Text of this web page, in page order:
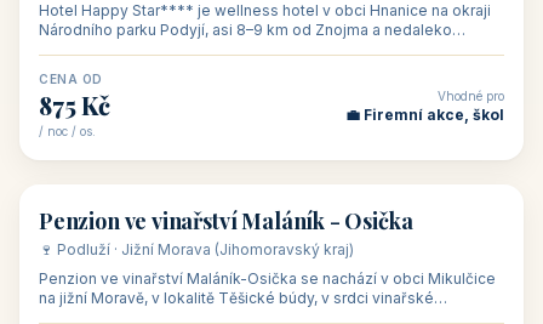
Hotel Happy Star**** je wellness hotel v obci Hnanice na okraji
Národního parku Podyjí, asi 8–9 km od Znojma a nedaleko
CENA OD
875 Kč
/ noc / os.
Vhodné pro
💼 Firemní akce, škol
🏡 penzion
Penzion ve vinařství Maláník - Osička
🍷 Podluží · Jižní Morava (Jihomoravský kraj)
Penzion ve vinařství Maláník-Osička se nachází v obci Mikulčice
na jižní Moravě, v lokalitě Těšické búdy, v srdci vinařské